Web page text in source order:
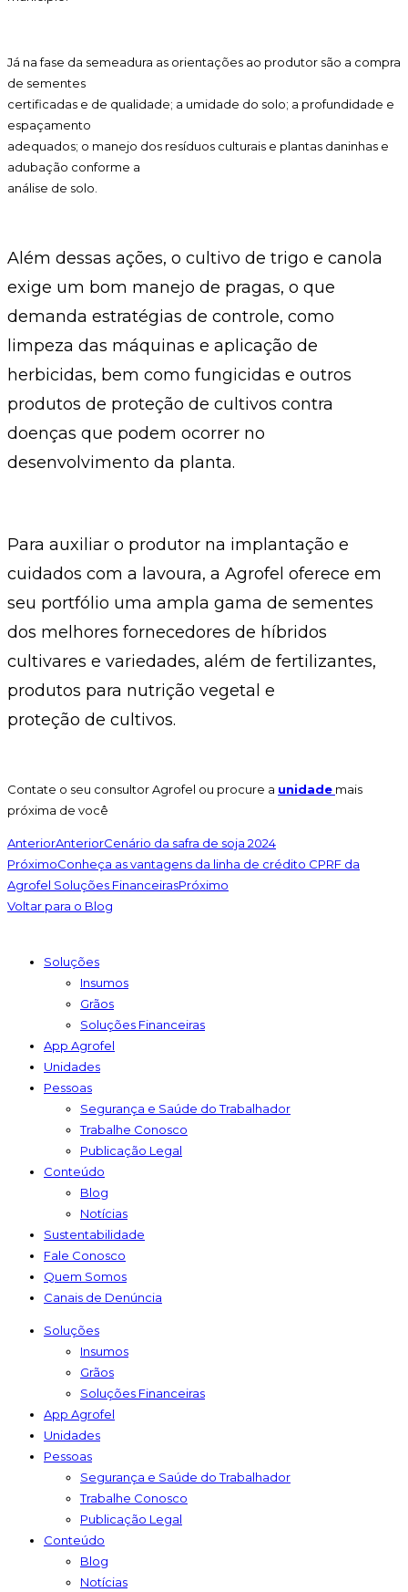
Já na fase da semeadura as orientações ao produtor são a compra
de sementes
certificadas e de qualidade; a umidade do solo; a profundidade e
espaçamento
adequados; o manejo dos resíduos culturais e plantas daninhas e
adubação conforme a
análise de solo.
Além dessas ações, o cultivo de trigo e canola
exige um bom manejo de pragas, o que
demanda estratégias de controle, como
limpeza das máquinas e aplicação de
herbicidas, bem como fungicidas e outros
produtos de proteção de cultivos contra
doenças que podem ocorrer no
desenvolvimento da planta.
Para auxiliar o produtor na implantação e
cuidados com a lavoura, a Agrofel oferece em
seu portfólio uma ampla gama de sementes
dos melhores fornecedores de híbridos
cultivares e variedades, além de fertilizantes,
produtos para nutrição vegetal e
proteção de cultivos.
Contate o seu consultor Agrofel ou procure a unidade mais
próxima de você
AnteriorAnteriorCenário da safra de soja 2024
PróximoConheça as vantagens da linha de crédito CPRF da
Agrofel Soluções FinanceirasPróximo
Voltar para o Blog
Soluções
Insumos
Grãos
Soluções Financeiras
App Agrofel
Unidades
Pessoas
Segurança e Saúde do Trabalhador
Trabalhe Conosco
Publicação Legal
Conteúdo
Blog
Notícias
Sustentabilidade
Fale Conosco
Quem Somos
Canais de Denúncia
Soluções
Insumos
Grãos
Soluções Financeiras
App Agrofel
Unidades
Pessoas
Segurança e Saúde do Trabalhador
Trabalhe Conosco
Publicação Legal
Conteúdo
Blog
Notícias